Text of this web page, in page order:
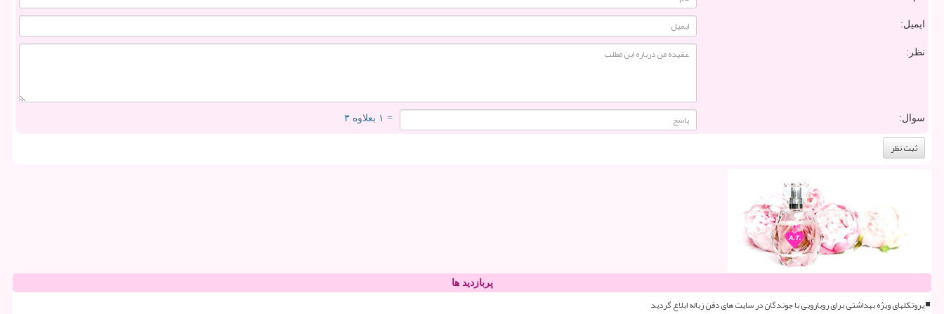
ایمیل:
نظر:
سوال: = ۱ بعلاوه ۳
پربازدید ها
پروتکلهای ویژه بهداشتی برای رویارویی با جوندگان در سایت های دفن زباله ابلاغ گردید